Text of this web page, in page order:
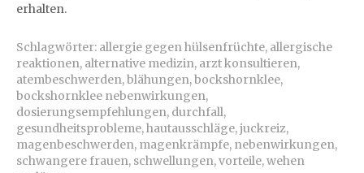
erhalten.
Schlagwörter: allergie gegen hülsenfrüchte, allergische
reaktionen, alternative medizin, arzt konsultieren,
atembeschwerden,blähungen,bockshornklee,
bockshornklee nebenwirkungen,
dosierungsempfehlungen, durchfall,
gesundheitsprobleme,hautausschläge,juckreiz,
magenbeschwerden, magenkrämpfe, nebenwirkungen,
schwangere frauen, schwellungen,vorteile,wehen